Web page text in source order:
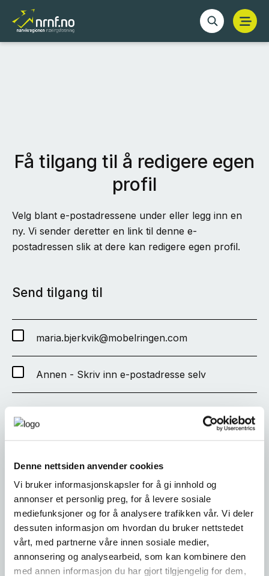
Denne nettsiden anvender cookies
Vi bruker informasjonskapsler for å gi innhold og
annonser et personlig preg, for å levere sosiale
mediefunksjoner og for å analysere trafikken vår. Vi deler
dessuten informasjon om hvordan du bruker nettstedet
vårt, med partnerne våre innen sosiale medier,
annonsering og analysearbeid, som kan kombinere den
med annen informasjon du har gjort tilgjengelig for dem,
Få tilgang til å redigere egen
profil
Velg blant e-postadressene under eller legg inn en
ny. Vi sender deretter en link til denne e-
postadressen slik at dere kan redigere egen profil.
Send tilgang til
maria.bjerkvik@mobelringen.com
Annen - Skriv inn e-postadresse selv